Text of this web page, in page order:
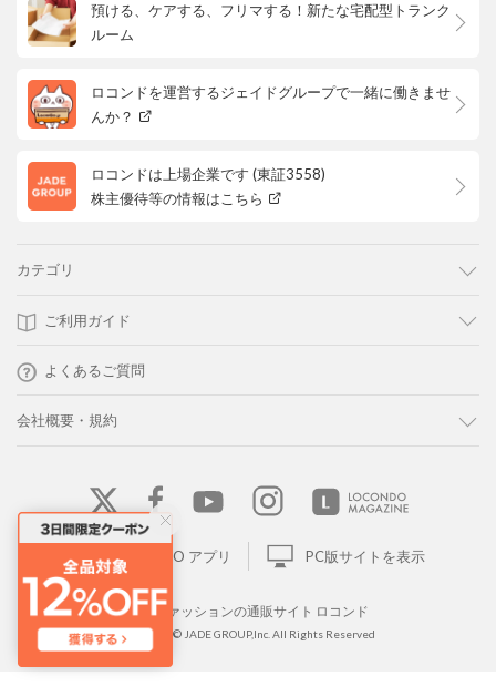
預ける、ケアする、フリマする！新たな宅配型トランク
ルーム
ロコンドを運営するジェイドグループで一緒に働きませ
んか？
ロコンドは上場企業です (東証3558)
株主優待等の情報はこちら
カテゴリ
ご利用ガイド
よくあるご質問
会社概要・規約
LOCONDO アプリ PC版サイトを表示
靴とファッションの通販サイト ロコンド
Copyright © JADE GROUP,Inc. All Rights Reserved